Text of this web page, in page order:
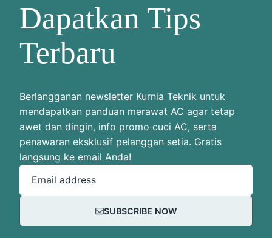
Dapatkan Tips
Terbaru
Berlangganan newsletter Kurnia Teknik untuk
mendapatkan panduan merawat AC agar tetap
awet dan dingin, info promo cuci AC, serta
penawaran eksklusif pelanggan setia. Gratis
langsung ke email Anda!
Email address
SUBSCRIBE NOW